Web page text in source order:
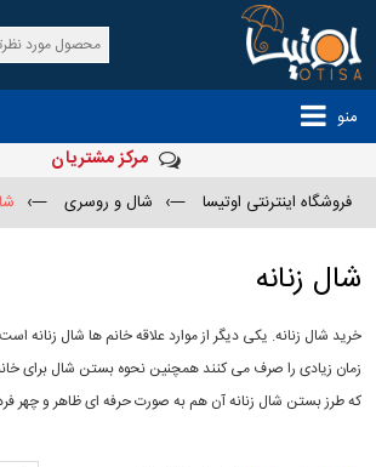
منو
مرکز مشتریان
فروشگاه اینترنتی اوتیسا —› شال و روسری —›
شال زنانه
خرید شال زنانه. یکی دیگر از موارد علاقه خانم ها شال زنانه
زمان زیادی را صرف می کنند همچنین نحوه بستن شال برای
که طرز بستن شال زنانه آن هم به صورت حرفه ای ظاهر و چهر